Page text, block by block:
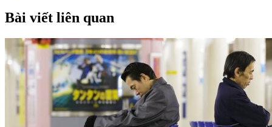
Bài viết liên quan